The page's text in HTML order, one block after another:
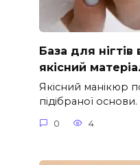
База для нігтів
якісний
Якісний манікюр
підібраної основи.
0 4